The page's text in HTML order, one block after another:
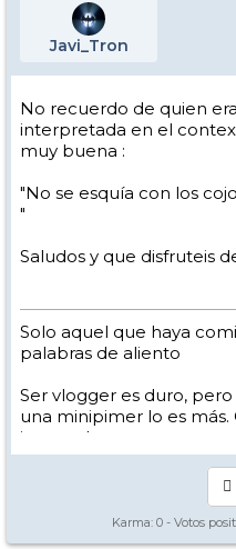
Javi_Tron
No recuerdo de quien
interpretada en el
muy buena :
"No se esquía con los
"
Saludos y que disfruteis
Solo aquel que haya
palabras de aliento
Ser vlogger es duro,
una minipimer lo es
intento hacer.
Yo hago esquí extremo :
Los caminos del esquí
Karma: 0 - Votos